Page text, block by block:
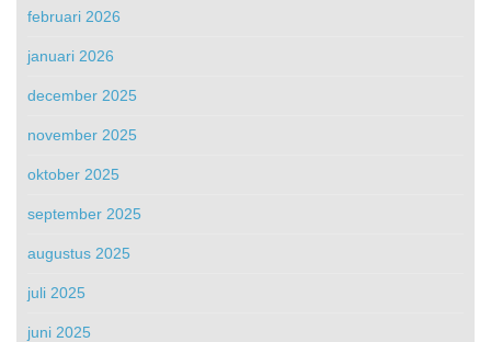
februari 2026
januari 2026
december 2025
november 2025
oktober 2025
september 2025
augustus 2025
juli 2025
juni 2025